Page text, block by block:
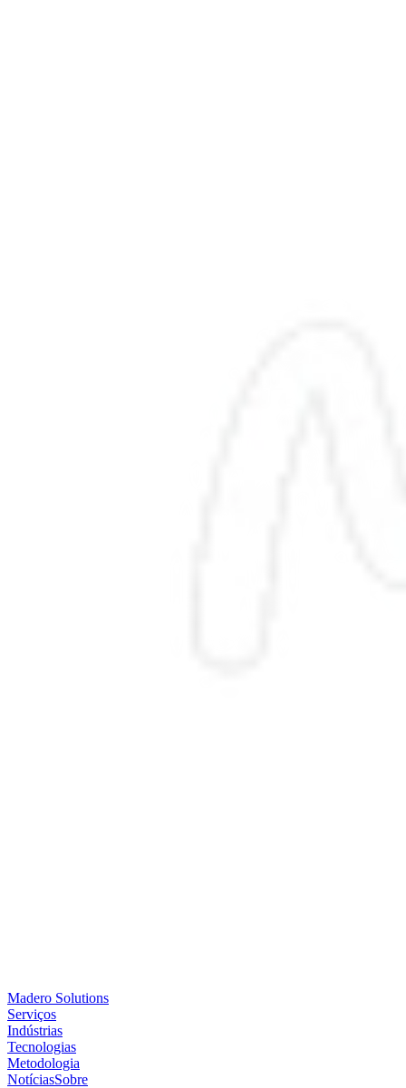
Madero Solutions
Serviços
Indústrias
Tecnologias
Metodologia
NotíciasSobre